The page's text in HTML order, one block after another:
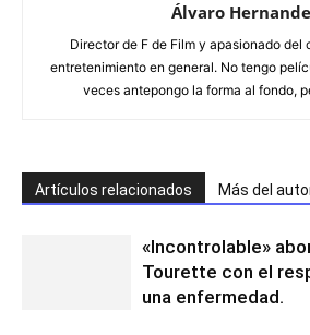
Álvaro
Director de F de Film y apasionado del
entretenimiento en general. No tengo
veces antepongo la forma al fondo,
Artículos relacionados Más del
«Incontrolable»
Tourette con el
una enfermedad.